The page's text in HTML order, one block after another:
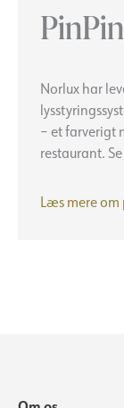
PinPin
Norlux har
– et farverigt
restaurant.
Læs mere om